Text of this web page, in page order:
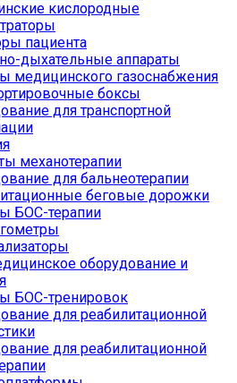
кислородные
пациента
дыхательные аппараты
медицинского газоснабжения
боксы
для транспортной
механотерапии
для бальнеотерапии
беговые дорожки
БОС-терапии
оборудование и
БОС-тренировок
для реабилитационной
для реабилитационной